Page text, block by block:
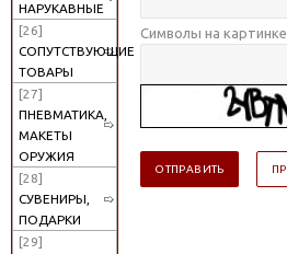
НАРУКАВНЫЕ
[26]
СОПУТСТВУЮЩИЕ
ТОВАРЫ
[27]
ПНЕВМАТИКА,
МАКЕТЫ
ОРУЖИЯ
[28]
СУВЕНИРЫ,
ПОДАРКИ
[29]
Символы на картинке